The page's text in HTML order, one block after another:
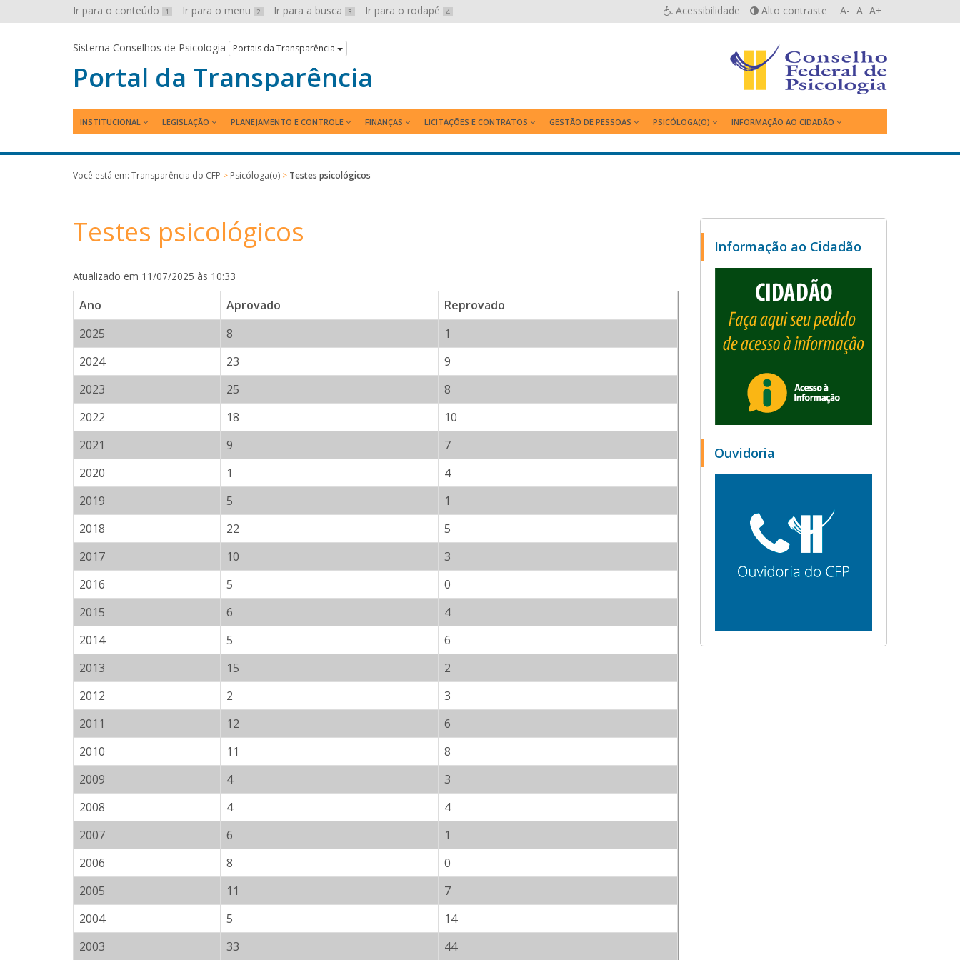
Ir para o conteúdo 1 Ir para o menu 2 Ir para a busca 3 Ir para o rodapé 4 Acessibilidade Alto contraste A- A A+
Sistema Conselhos de Psicologia Portais da Transparência
Portal da Transparência
INSTITUCIONAL LEGISLAÇÃO PLANEJAMENTO E CONTROLE FINANÇAS LICITAÇÕES E CONTRATOS GESTÃO DE PESSOAS PSICÓLOGA(O) INFORMAÇÃO AO CIDADÃO
Você está em: Transparência do CFP > Psicóloga(o) > Testes psicológicos
Testes psicológicos
Atualizado em 11/07/2025 às 10:33
Ano Aprovado
Reprovado
2025
8
1
2024
23
9
2023
25
8
2022
18
10
2021
9
7
2020
1
4
2019
5
1
2018
22
5
2017
10
3
2016
5
0
2015
6
4
2014
5
6
2013
15
2
2012
2
3
2011
12
6
2010
11
8
2009
4
3
2008
4
4
2007
6
1
2006
8
0
2005
11
7
2004
5
14
2003
33 44
Informação ao Cidadão
Ouvidoria